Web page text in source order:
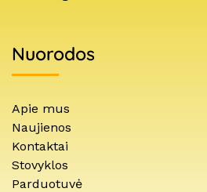
Nuorodos
Apie mus
Naujienos
Kontaktai
Stovyklos
Parduotuvė